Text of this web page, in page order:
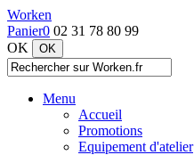
Worken
Panier0 02 31 78 80 99
OK
Menu
Accueil
Promotions
Equipement d'atelier